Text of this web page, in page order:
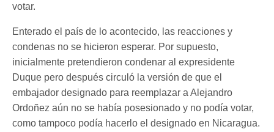
votar.
Enterado el país de lo acontecido, las reacciones y
condenas no se hicieron esperar. Por supuesto,
inicialmente pretendieron condenar al expresidente
Duque pero después circuló la versión de que el
embajador designado para reemplazar a Alejandro
Ordoñez aún no se había posesionado y no podía votar,
como tampoco podía hacerlo el designado en Nicaragua.